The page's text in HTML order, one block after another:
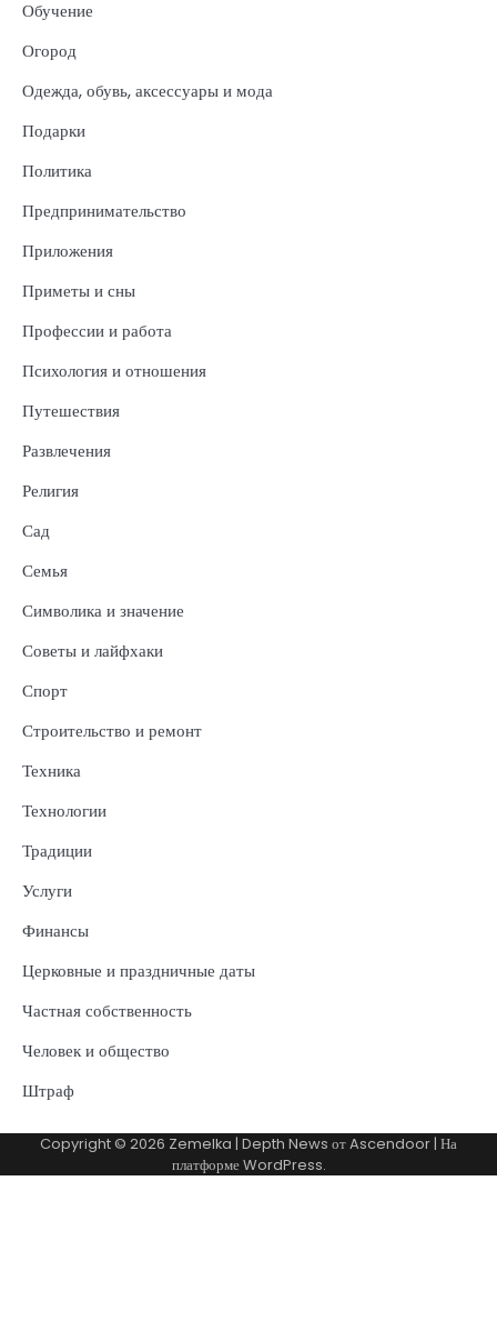
Обучение
Огород
Одежда, обувь, аксессуары и мода
Подарки
Политика
Предпринимательство
Приложения
Приметы и сны
Профессии и работа
Психология и отношения
Путешествия
Развлечения
Религия
Сад
Семья
Символика и значение
Советы и лайфхаки
Спорт
Строительство и ремонт
Техника
Технологии
Традиции
Услуги
Финансы
Церковные и праздничные даты
Частная собственность
Человек и общество
Штраф
Copyright © 2026 Zemelka | Depth News отAscendoor| На
платформеWordPress.